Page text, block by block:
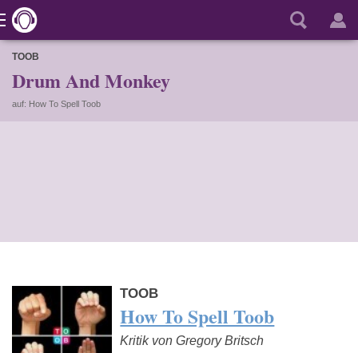
TOOB
Drum And Monkey
auf: How To Spell Toob
TOOB
How To Spell Toob
Kritik von Gregory Britsch